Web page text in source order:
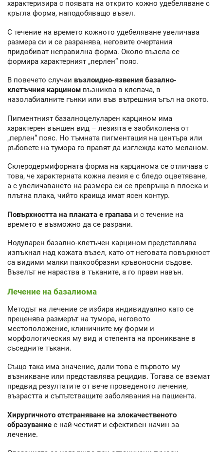
характеризира с появата на открито кожно удебеляване с
кръгла форма, наподобяващо възел.
С течение на времето кожното удебеляване увеличава
размера си и се разранява, неговите очертания
придобиват неправилна форма. Около възела се
формира характерният „перлен“ пояс.
В повечето случаи възлоидно-язвения базално-
клетъчния карцином възниква в клепача, в
назолабиалните гънки или във вътрешния ъгъл на окото.
Пигментният базалноцелуларен карцином има
характерен външен вид – лезията е заобиколена от
„перлен“ пояс. Но тъмната пигментация на центъра или
ръбовете на тумора го правят да изглежда като меланом.
Склеродермифорната форма на карцинома се отличава с
това, че характерната кожна лезия е с бледо оцветяване,
а с увеличаването на размера си се превръща в плоска и
плътна плака, чийто краища имат ясен контур.
Повърхността на плаката е грапава и с течение на
времето е възможно да се разрани.
Нодуларен базално-клетъчен карцином представлява
изпъкнал над кожата възел, като от неговата повърхност
са видими малки паякообразни кръвоносни съдове.
Възелът не нараства в тъканите, а го прави навън.
Лечение на базалиома
Методът на лечение се избира индивидуално като се
преценява размерът на тумора, неговото
местоположение, клиничните му форми и
морфологическия му вид и степента на проникване в
съседните тъкани.
Също така има значение, дали това е първото му
възникване или представлява рецидив. Тогава се вземат
предвид резултатите от вече проведеното лечение,
възрастта и съпътстващите заболявания на пациента.
Хирургичното отстраняване на злокачественото
образувание е най-честият и ефективен начин за
лечение.